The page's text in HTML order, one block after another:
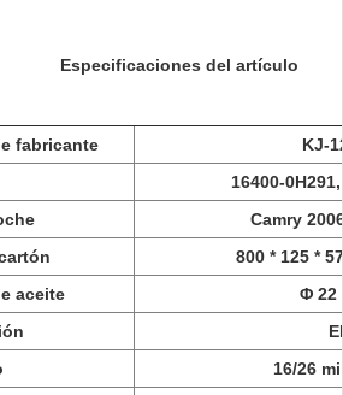
Especificaciones del artículo
fabricante
KJ-
16400-
Camry
800 * 125 *
aceite
Φ 22
16/26